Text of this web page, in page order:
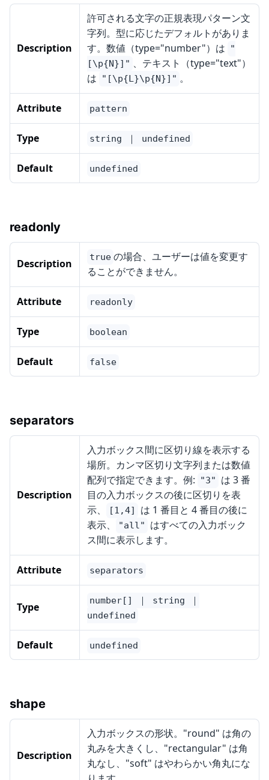
Description
許可される文字の正規表現パターン文
字列。型に応じたデフォルトがありま
す。数値（type="number"）は
"
[\p{N}]" 、テキスト（type="text"）
は
"[\p{L}\p{N}]" 。
Attribute pattern
Type string ｜ undefined
Default undefined
readonly
Description true の場合、ユーザーは値を変更す
ることができません。
Attribute readonly
Type boolean
Default false
separators
Description
入力ボックス間に区切り線を表示する
場所。カンマ区切り文字列または数値
配列で指定できます。例:
"3"
は 3 番
目の入力ボックスの後に区切りを表
示、
[1,4]
は 1 番目と 4 番目の後に
表示、
"all"
はすべての入力ボック
ス間に表示します。
Attribute separators
Type
number[] ｜ string ｜
undefined
Default undefined
shape
Description
入力ボックスの形状。"round" は角の
丸みを大きくし、"rectangular" は角
丸なし、"soft" はやわらかい角丸にな